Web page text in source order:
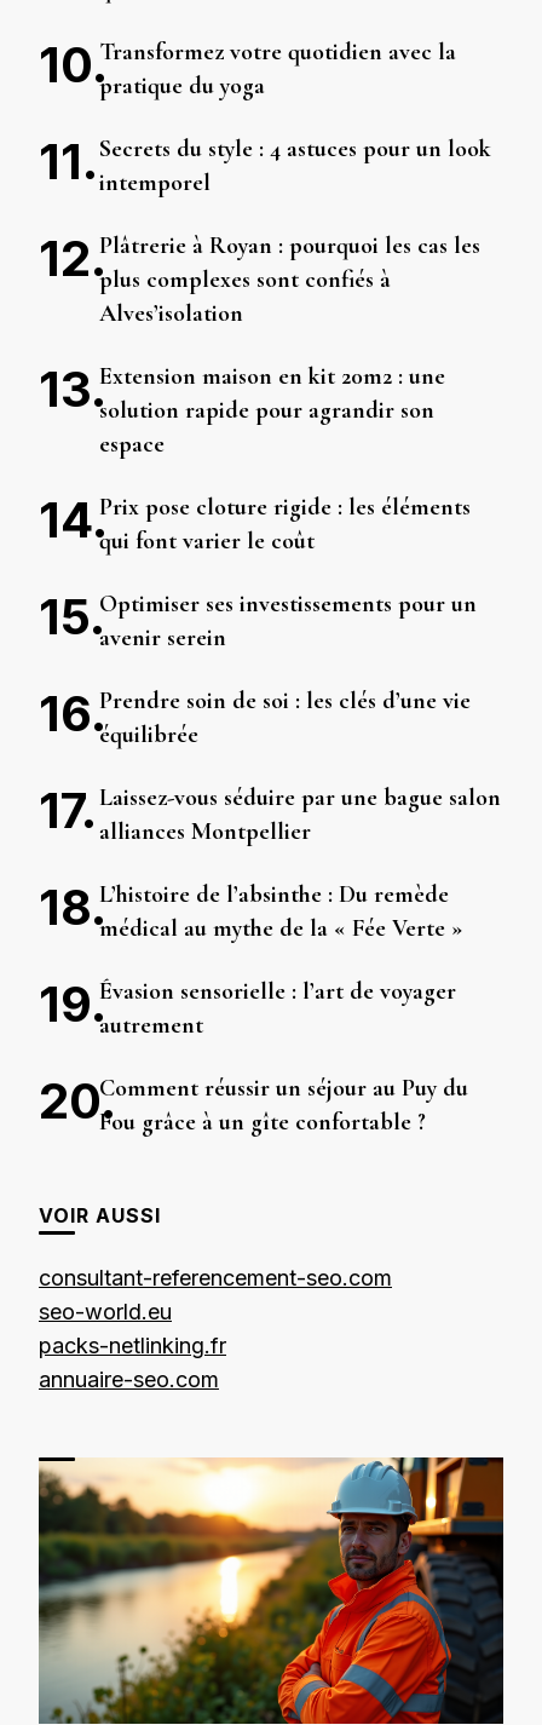
Transformez votre quotidien avec la
pratique du yoga
Secrets du style : 4 astuces pour un look
intemporel
Plâtrerie à Royan : pourquoi les cas les
plus complexes sont confiés à
Alves’isolation
Extension maison en kit 20m2 : une
solution rapide pour agrandir son
espace
Prix pose cloture rigide : les éléments
qui font varier le coût
Optimiser ses investissements pour un
avenir serein
Prendre soin de soi : les clés d’une vie
équilibrée
Laissez-vous séduire par une bague salon
alliances Montpellier
L’histoire de l’absinthe : Du remède
médical au mythe de la « Fée Verte »
Évasion sensorielle : l’art de voyager
autrement
Comment réussir un séjour au Puy du
Fou grâce à un gîte confortable ?
VOIR AUSSI
consultant-referencement-seo.com
seo-world.eu
packs-netlinking.fr
annuaire-seo.com